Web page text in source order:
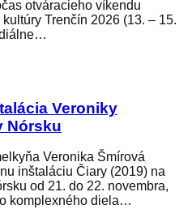
otváracieho víkendu
Trenčín 2026 (13. – 15.
Veroniky
Nórsku
Veronika Šmírová
inštaláciu Čiary (2019) na
od 21. do 22. novembra,
komplexného diela…